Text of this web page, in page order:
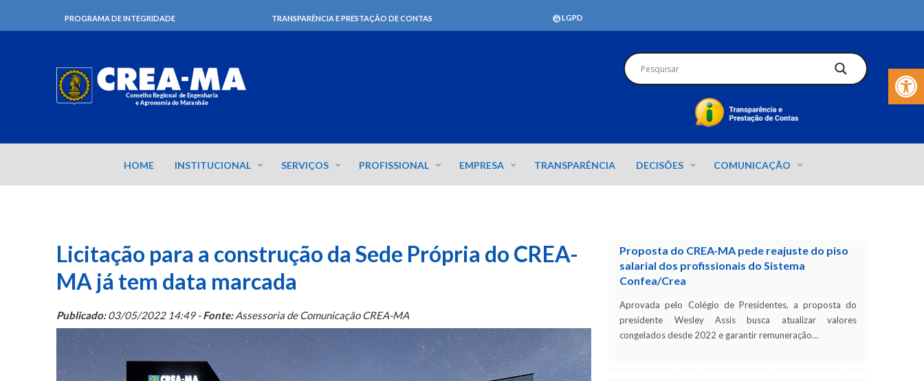
Barra de
PROGRAMA DE INTEGRIDADE TRANSPARÊNCIA E PRESTAÇÃO DE CONTAS LGPD
HOME INSTITUCIONAL SERVIÇOS PROFISSIONAL EMPRESA TRANSPARÊNCIA DECISÕES COMUNICAÇÃO
Licitação para a construção da Sede Própria do CREA-
MA já tem data marcada
Publicado:03/05/2022 14:49 -Fonte:Assessoria de Comunicação CREA-MA
Proposta do CREA-MA pede reajuste do piso
salarial dos profissionais do Sistema
Confea/Crea
Aprovada pelo Colégio de Presidentes, a proposta do
presidente Wesley Assis busca atualizar valores
congelados desde 2022 e garantir remuneração…